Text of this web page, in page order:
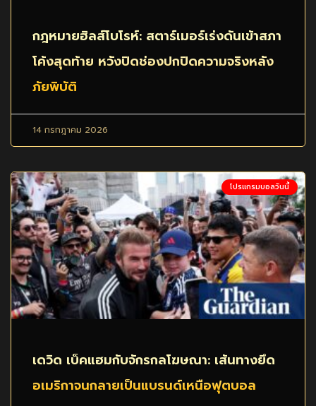
กฎหมายฮิลส์โบโรห์: สตาร์เมอร์เร่งดันเข้าสภา
โค้งสุดท้าย หวังปิดช่องปกปิดความจริงหลัง
ภัยพิบัติ
14 กรกฎาคม 2026
โปรแกรมบอลวันนี้
เดวิด เบ็คแฮมกับจักรกลโฆษณา: เส้นทางยึด
อเมริกาจนกลายเป็นแบรนด์เหนือฟุตบอล